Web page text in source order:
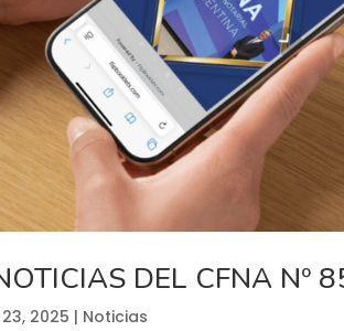
DEL CFNA Nº
2025 | Noticias